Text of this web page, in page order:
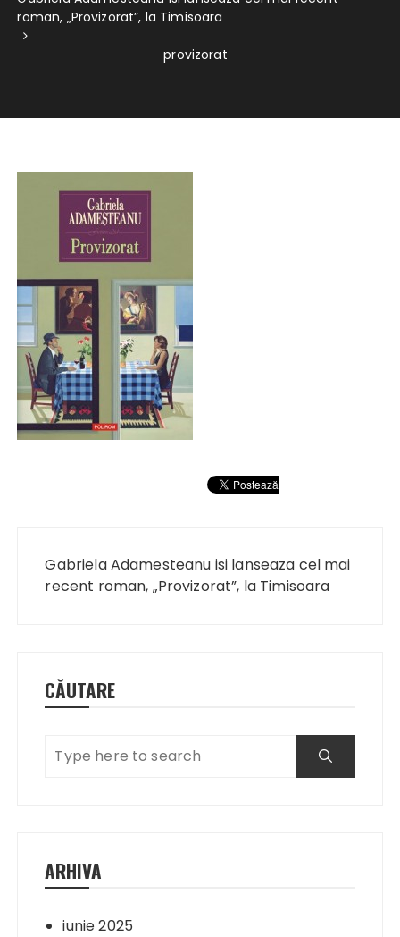
roman, „Provizorat”, la Timisoara
provizorat
articole
Gabriela Adamesteanu isi lanseaza cel mai
recent roman, „Provizorat”, la Timisoara
CĂUTARE
ARHIVA
iunie 2025